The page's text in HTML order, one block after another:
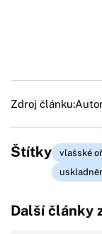
Zdroj článku:
Štítky vlašské
Další články